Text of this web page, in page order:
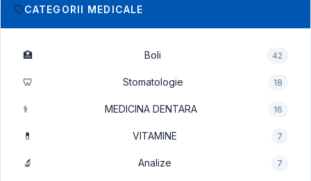
CATEGORII MEDICALE
🏥 Boli 42
🦷 Stomatologie 18
⚕️ MEDICINA DENTARA 16
💊 VITAMINE 7
🔬 Analize 7